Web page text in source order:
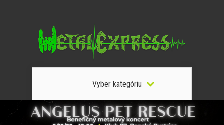
Vyber kategóriu